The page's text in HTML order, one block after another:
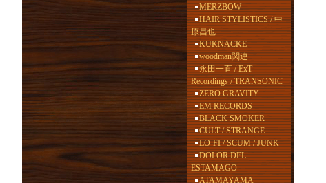
MERZBOW
HAIR STYLISTICS / 中
原昌也
KUKNACKE
woodman関連
永田一直 / ExT
Recordings / TRANSONIC
ZERO GRAVITY
EM RECORDS
BLACK SMOKER
CULT / STRANGE
LO-FI / SCUM / JUNK
DOLOR DEL
ESTAMAGO
ATAMAYAMA